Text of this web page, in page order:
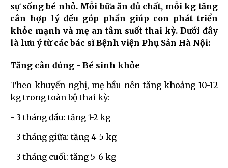
sự sống bé nhỏ. Mỗi bữa ăn đủ chất, mỗi kg tăng
cân hợp lý đều góp phần giúp con phát triển
khỏe mạnh và mẹ an tâm suốt thai kỳ. Dưới đây
là lưu ý từ các bác sĩ Bệnh viện Phụ Sản Hà Nội:
Tăng cân đúng - Bé sinh khỏe
Theo khuyến nghị, mẹ bầu nên tăng khoảng 10-12
kg trong toàn bộ thai kỳ:
- 3 tháng đầu: tăng 1-2 kg
- 3 tháng giữa: tăng 4-5 kg
- 3 tháng cuối: tăng 5-6 kg